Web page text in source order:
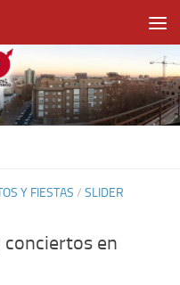
Y FIESTAS / SLIDER
en